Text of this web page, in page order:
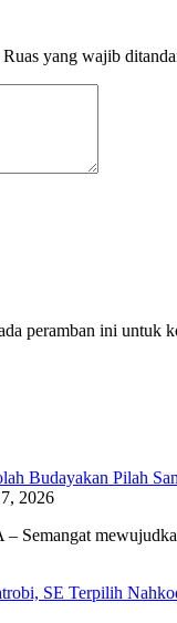
Ruas yang wajib
peramban ini untuk
Budayakan Pilah
2026
Semangat
SE Terpilih